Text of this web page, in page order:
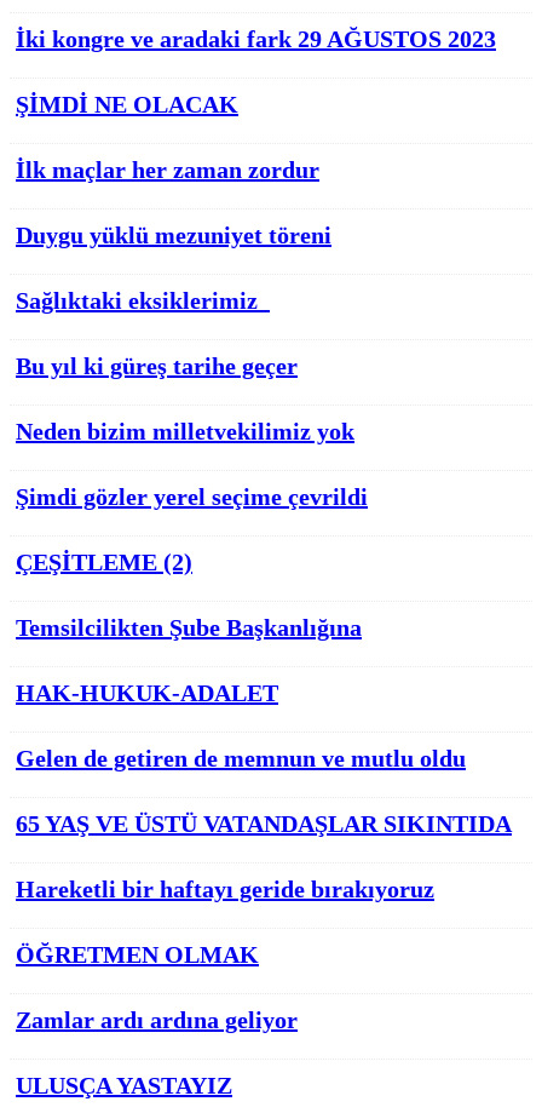
İki kongre ve aradaki fark 29 AĞUSTOS 2023
ŞİMDİ NE OLACAK
İlk maçlar her zaman zordur
Duygu yüklü mezuniyet töreni
Sağlıktaki eksiklerimiz
Bu yıl ki güreş tarihe geçer
Neden bizim milletvekilimiz yok
Şimdi gözler yerel seçime çevrildi
ÇEŞİTLEME (2)
Temsilcilikten Şube Başkanlığına
HAK-HUKUK-ADALET
Gelen de getiren de memnun ve mutlu oldu
65 YAŞ VE ÜSTÜ VATANDAŞLAR SIKINTIDA
Hareketli bir haftayı geride bırakıyoruz
ÖĞRETMEN OLMAK
Zamlar ardı ardına geliyor
ULUSÇA YASTAYIZ